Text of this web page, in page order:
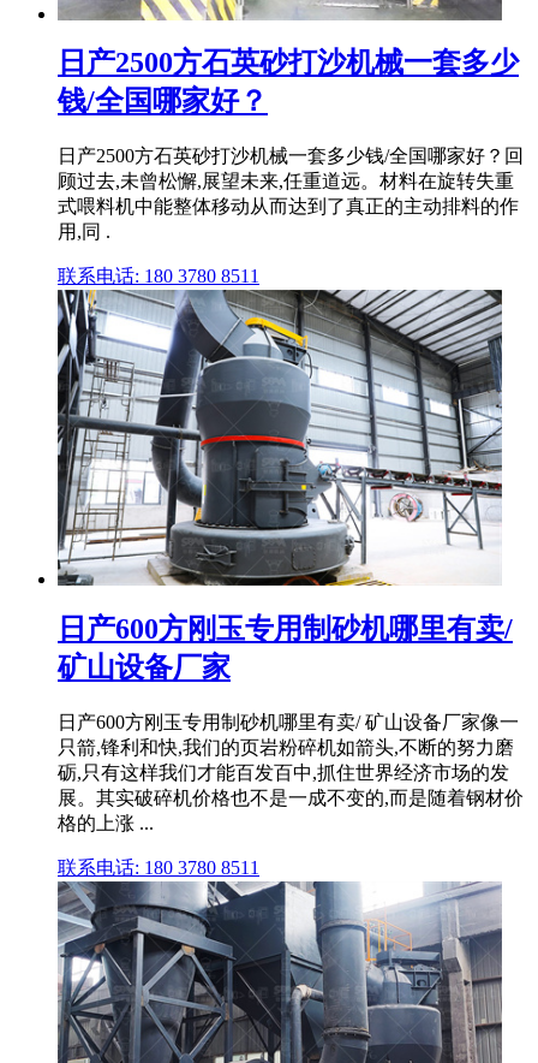
日产2500方石英砂打沙机械一套多少
钱/全国哪家好？
日产2500方石英砂打沙机械一套多少钱/全国哪家好？回
顾过去,未曾松懈,展望未来,任重道远。材料在旋转失重
式喂料机中能整体移动从而达到了真正的主动排料的作
用,同 .
联系电话: 180 3780 8511
日产600方刚玉专用制砂机哪里有卖/
矿山设备厂家
日产600方刚玉专用制砂机哪里有卖/ 矿山设备厂家像一
只箭,锋利和快,我们的页岩粉碎机如箭头,不断的努力磨
砺,只有这样我们才能百发百中,抓住世界经济市场的发
展。其实破碎机价格也不是一成不变的,而是随着钢材价
格的上涨 ...
联系电话: 180 3780 8511